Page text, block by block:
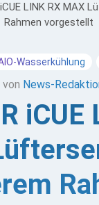
LINK RX MAX
Rahmen vorgestellt
Wasserkühlung
von News-
iCUE